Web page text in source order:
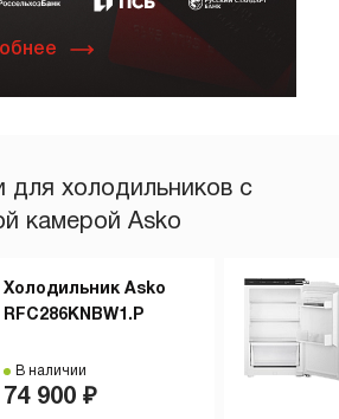
для холодильников с
камерой Asko
Холодильник Asko
RFC286KNBW1.P
В наличии
74 900 ₽